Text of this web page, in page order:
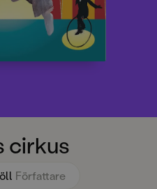
cirkus
Författare